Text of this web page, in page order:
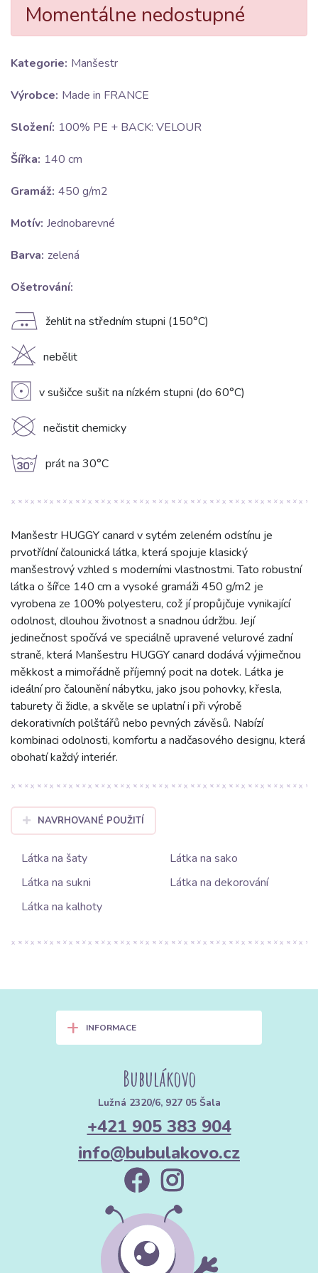
Momentálne nedostupné
Kategorie: Manšestr
Výrobce: Made in FRANCE
Složení: 100% PE + BACK: VELOUR
Šířka: 140 cm
Gramáž: 450 g/m2
Motív: Jednobarevné
Barva: zelená
Ošetrování:
E žehlit na středním stupni (150°C)
H nebělit
V v sušičce sušit na nízkém stupni (do 60°C)
K nečistit chemicky
g prát na 30°C
Manšestr HUGGY canard v sytém zeleném odstínu je
prvotřídní čalounická látka, která spojuje klasický
manšestrový vzhled s moderními vlastnostmi. Tato robustní
látka o šířce 140 cm a vysoké gramáži 450 g/m2 je
vyrobena ze 100% polyesteru, což jí propůjčuje vynikající
odolnost, dlouhou životnost a snadnou údržbu. Její
jedinečnost spočívá ve speciálně upravené velurové zadní
straně, která Manšestru HUGGY canard dodává výjimečnou
měkkost a mimořádně příjemný pocit na dotek. Látka je
ideální pro čalounění nábytku, jako jsou pohovky, křesla,
taburety či židle, a skvěle se uplatní i při výrobě
dekorativních polštářů nebo pevných závěsů. Nabízí
kombinaci odolnosti, komfortu a nadčasového designu, která
obohatí každý interiér.
NAVRHOVANÉ POUŽITÍ
Látka na šaty
Látka na sako
Látka na sukni
Látka na dekorování
Látka na kalhoty
+ INFORMACE
Bubulákovo
Lužná 2320/6, 927 05 Šala
+421 905 383 904
info@bubulakovo.cz